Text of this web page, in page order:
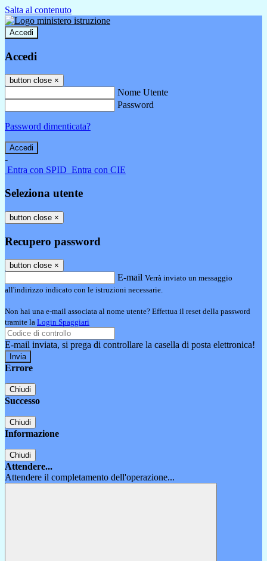
Salta al contenuto
Accedi
Accedi
button close ×
Nome Utente
Password
Password dimenticata?
-
Entra con SPID Entra con CIE
Seleziona utente
button close ×
Recupero password
button close ×
E-mail Verrà inviato un messaggio
all'indirizzo indicato con le istruzioni necessarie.
Non hai una e-mail associata al nome utente? Effettua il reset della password
tramite la Login Spaggiari
E-mail inviata, si prega di controllare la casella di posta elettronica!
Errore
Chiudi
Successo
Chiudi
Informazione
Chiudi
Attendere...
Attendere il completamento dell'operazione...